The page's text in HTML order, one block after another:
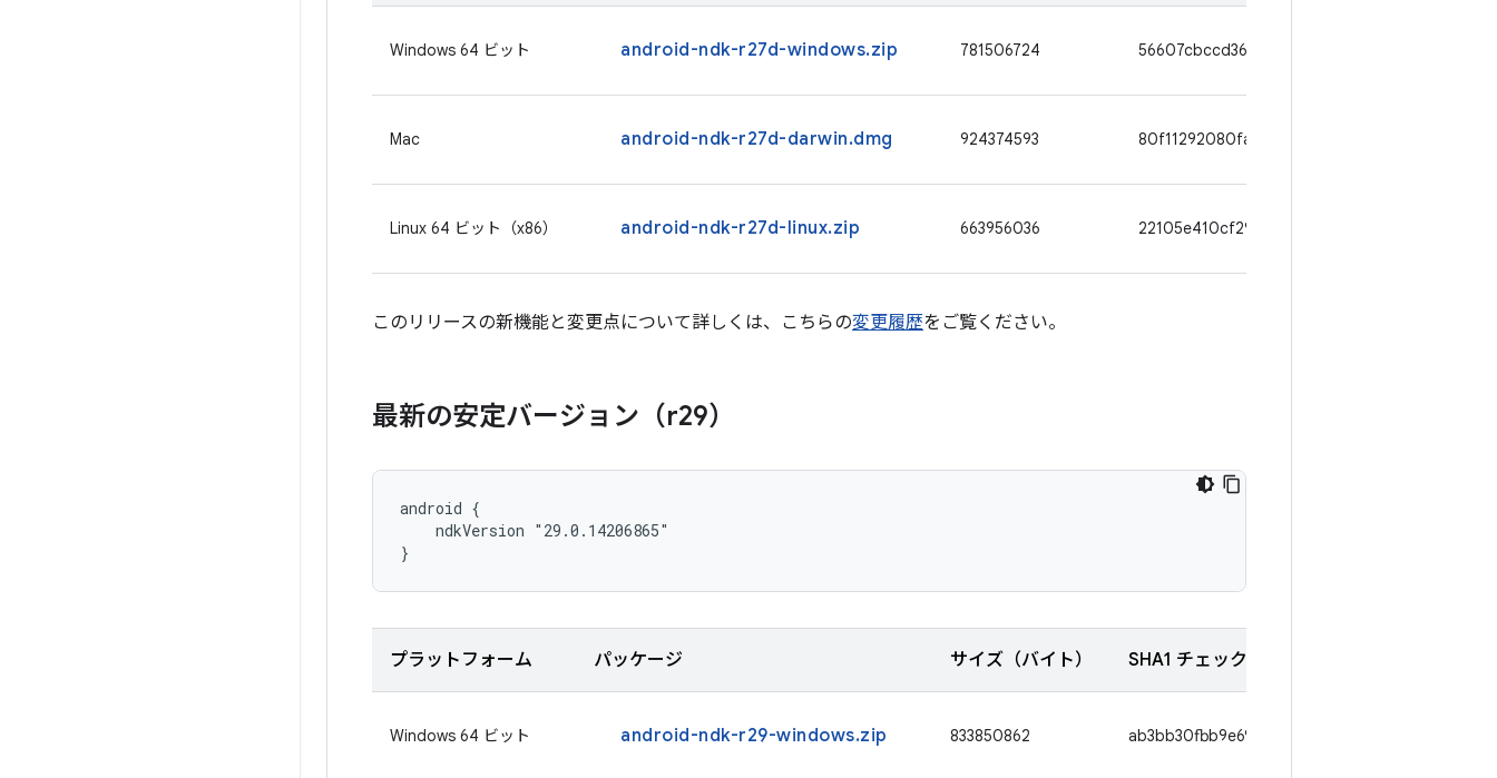
Windows 64 ビット android-ndk-r27d-windows.zip 781506724 56607cbccd3642d4a1991f6bb3114a00f884f426
Mac android-ndk-r27d-darwin.dmg 924374593 80f11292080fab4e869799f1d23caa88dcf3c709
Linux 64 ビット（x86） android-ndk-r27d-linux.zip 663956036 22105e410cf29afcf163760cc95522b9fb981121
このリリースの新機能と変更点について詳しくは、こちらの変更履歴をご覧ください。
最新の安定バージョン（r29）
android {
    ndkVersion "29.0.14206865"
}
プラットフォーム パッケージ サイズ（バイト） SHA1 チェックサム
Windows 64 ビット android-ndk-r29-windows.zip 833850862 ab3bb30fbb9e6903666d60c55d11e78b04e07472